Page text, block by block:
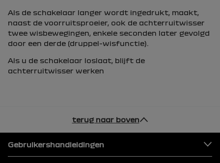
Als de schakelaar langer wordt ingedrukt, maakt,
naast de voorruitsproeier, ook de achterruitwisser
twee wisbewegingen, enkele seconden later gevolgd
door een derde (druppel-wisfunctie).
Als u de schakelaar loslaat, blijft de
achterruitwisser werken
terug naar boven
Voettekst
Gebruikershandleidingen